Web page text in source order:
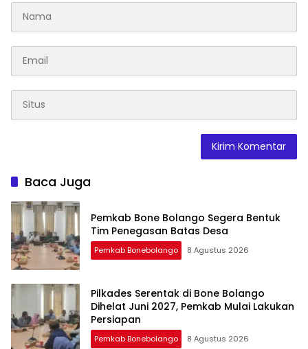
Baca Juga
Pemkab Bone Bolango Segera Bentuk
Tim Penegasan Batas Desa
Pemkab Bonebolango 8 Agustus 2026
Pilkades Serentak di Bone Bolango
Dihelat Juni 2027, Pemkab Mulai Lakukan
Persiapan
Pemkab Bonebolango 8 Agustus 2026